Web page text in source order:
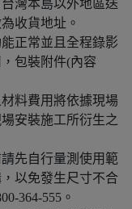
灣本島以外地區送
收貨地址。
正常並且全程錄影
包裝附件(內容
料費用將依據現場
安裝施工所衍生之
先自行量測使用範
以免發生尺寸不合
364-555。